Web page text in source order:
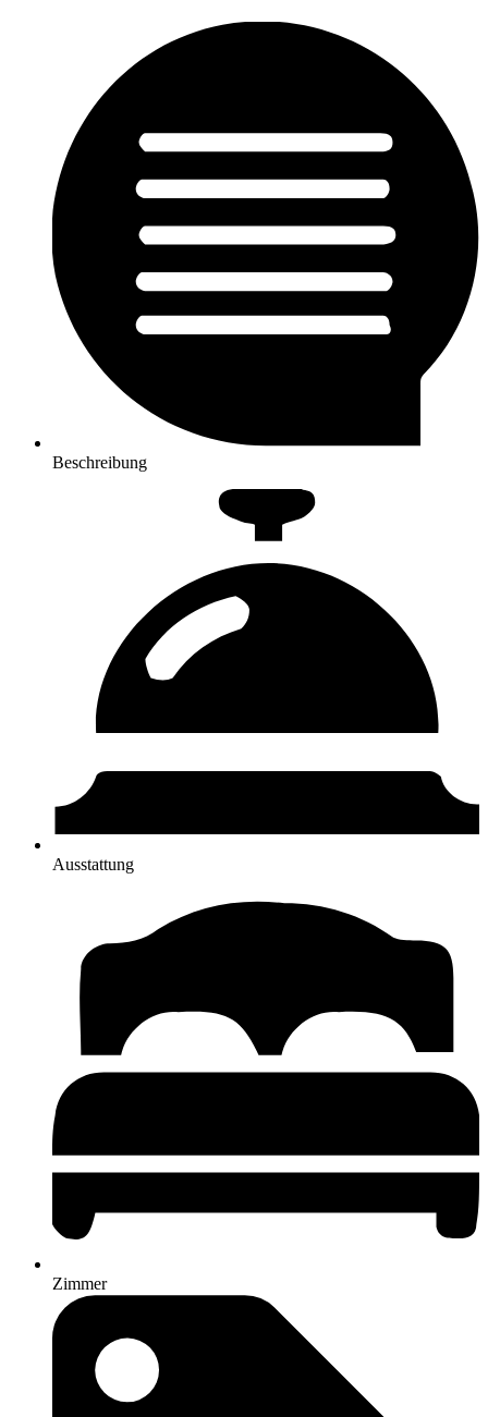
Beschreibung
Ausstattung
Zimmer